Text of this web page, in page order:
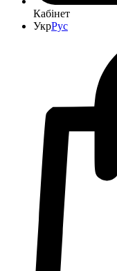
Кабінет
УкрРус